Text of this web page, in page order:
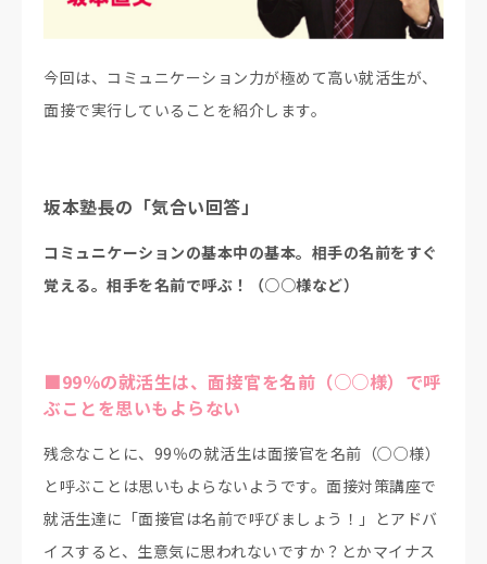
今回は、コミュニケーション力が極めて高い就活生が、
面接で実行していることを紹介します。
坂本塾長の「気合い回答」
コミュニケーションの基本中の基本。相手の名前をすぐ
覚える。相手を名前で呼ぶ！（○○様など）
■99％の就活生は、面接官を名前（○○様）で呼
ぶことを思いもよらない
残念なことに、99％の就活生は面接官を名前（○○様）
と呼ぶことは思いもよらないようです。面接対策講座で
就活生達に「面接官は名前で呼びましょう！」とアドバ
イスすると、生意気に思われないですか？とかマイナス